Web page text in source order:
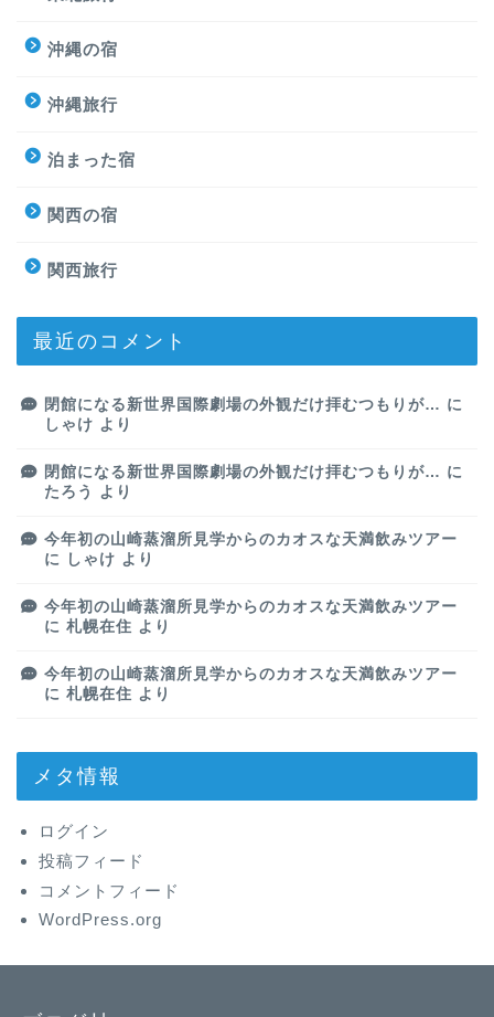
沖縄の宿
沖縄旅行
泊まった宿
関西の宿
関西旅行
最近のコメント
閉館になる新世界国際劇場の外観だけ拝むつもりが… に
しゃけ より
閉館になる新世界国際劇場の外観だけ拝むつもりが… に
たろう
より
今年初の山崎蒸溜所見学からのカオスな天満飲みツアー
に
しゃけ より
今年初の山崎蒸溜所見学からのカオスな天満飲みツアー
に 札幌在住 より
今年初の山崎蒸溜所見学からのカオスな天満飲みツアー
に 札幌在住 より
メタ情報
ログイン
投稿フィード
コメントフィード
WordPress.org